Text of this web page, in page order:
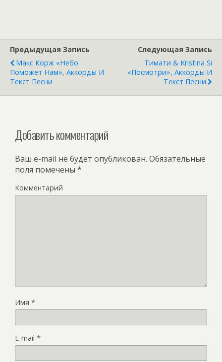
Предыдущая Запись
Макс Корж «Небо
Поможет Нам», Аккорды И
Текст Песни
Следующая Запись
Тимати & Kristina Si
«Посмотри», Аккорды И
Текст Песни
Добавить комментарий
Ваш e-mail не будет опубликован. Обязательные
поля помечены *
Комментарий
Имя *
E-mail *